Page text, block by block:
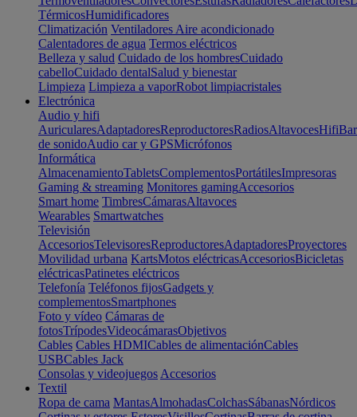
TérmicosHumidificadores
Climatización Ventiladores Aire acondicionado
Calentadores de agua Termos eléctricos
Belleza y salud Cuidado de los hombresCuidado
cabelloCuidado dentalSalud y bienestar
Limpieza Limpieza a vaporRobot limpiacristales
Electrónica
Audio y hifi
AuricularesAdaptadoresReproductoresRadiosAltavocesHifi
de sonidoAudio car y GPSMicrófonos
Informática
AlmacenamientoTabletsComplementosPortátilesImpresoras
Gaming & streaming Monitores gamingAccesorios
Smart home TimbresCámarasAltavoces
Wearables Smartwatches
Televisión
AccesoriosTelevisoresReproductoresAdaptadoresProyectores
Movilidad urbana KartsMotos eléctricasAccesoriosBicicletas
eléctricasPatinetes eléctricos
Telefonía Teléfonos fijosGadgets y
complementosSmartphones
Foto y vídeo Cámaras de
fotosTrípodesVideocámarasObjetivos
Cables Cables HDMICables de alimentaciónCables
USBCables Jack
Consolas y videojuegos Accesorios
Textil
Ropa de cama MantasAlmohadasColchasSábanasNórdicos